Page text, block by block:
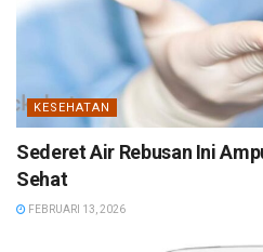
KESEHATAN
Sederet Air Rebusan Ini
Sehat
FEBRUARI 13, 2026